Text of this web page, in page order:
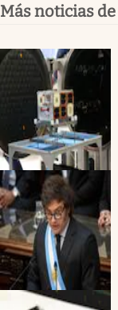
Más noticias de